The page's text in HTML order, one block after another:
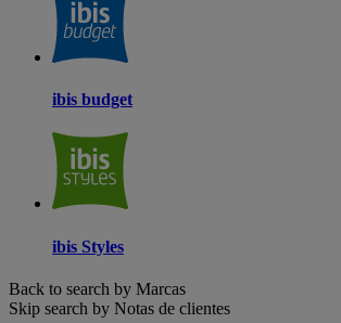
ibis budget
ibis Styles
Back to search by Marcas
Skip search by Notas de clientes